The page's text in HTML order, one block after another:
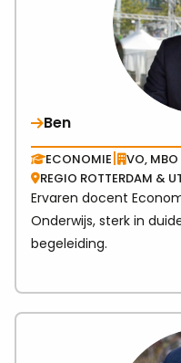
Ben
ECONOMIE| VO,
REGIO ROTTERDAM &
Ervaren docent
Onderwijs, sterk in
begeleiding.